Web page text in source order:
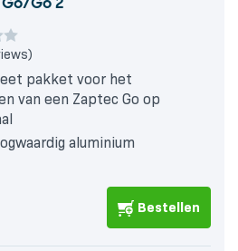
pakket voor het
van een Zaptec Go op
aluminium
Bestellen